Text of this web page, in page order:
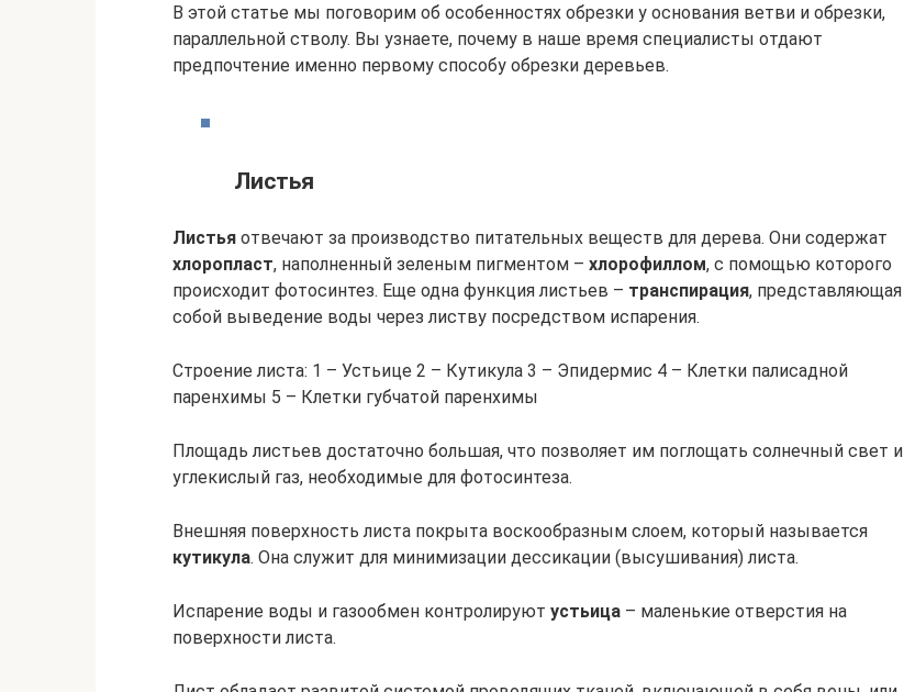
В этой статье мы поговорим об особенностях обрезки у основания ветви и обрезки,
параллельной стволу. Вы узнаете, почему в наше время специалисты отдают
предпочтение именно первому способу обрезки деревьев.
Листья
Листья отвечают за производство питательных веществ для дерева. Они содержат
хлоропласт, наполненный зеленым пигментом – хлорофиллом, с помощью которого
происходит фотосинтез. Еще одна функция листьев – транспирация, представляющая
собой выведение воды через листву посредством испарения.
Строение листа: 1 – Устьице 2 – Кутикула 3 – Эпидермис 4 – Клетки палисадной
паренхимы 5 – Клетки губчатой паренхимы
Площадь листьев достаточно большая, что позволяет им поглощать солнечный свет и
углекислый газ, необходимые для фотосинтеза.
Внешняя поверхность листа покрыта воскообразным слоем, который называется
кутикула. Она служит для минимизации дессикации (высушивания) листа.
Испарение воды и газообмен контролируют устьица – маленькие отверстия на
поверхности листа.